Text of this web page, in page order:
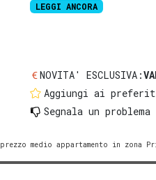
LEGGI ANCORA
NOVITA' ESCLUSIVA:
Aggiungi ai
Segnala un problema
prezzo medio appartamento in zona